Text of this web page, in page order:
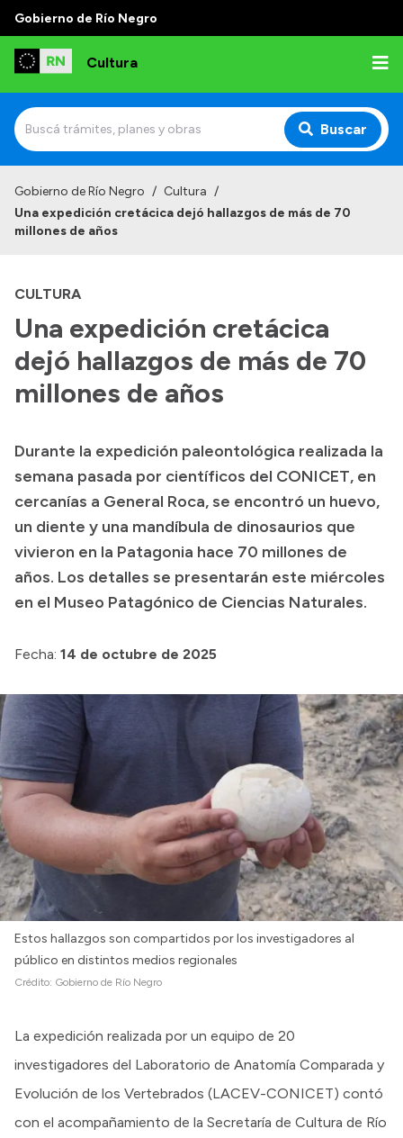
Gobierno de Río Negro
Cultura
Buscar
Institucional
Autoridades
Delegaciones
Normativa
Presupuesto
Boletín Oficial
Compras y licitaciones
Consulta de expedientes
Consulta de pago a proveedores
Convocatorias
Gobierno de Río Negro / Cultura /
Una expedición cretácica dejó hallazgos de más de 70
millones de años
CULTURA
Una expedición cretácica
dejó hallazgos de más de 70
millones de años
Durante la expedición paleontológica realizada la
semana pasada por científicos del CONICET, en
cercanías a General Roca, se encontró un huevo,
un diente y una mandíbula de dinosaurios que
vivieron en la Patagonia hace 70 millones de
años. Los detalles se presentarán este miércoles
en el Museo Patagónico de Ciencias Naturales.
Fecha: 14 de octubre de 2025
Estos hallazgos son compartidos por los investigadores al
público en distintos medios regionales
Crédito: Gobierno de Río Negro
La expedición realizada por un equipo de 20
investigadores del Laboratorio de Anatomía Comparada y
Evolución de los Vertebrados (LACEV-CONICET) contó
con el acompañamiento de la Secretaría de Cultura de Río